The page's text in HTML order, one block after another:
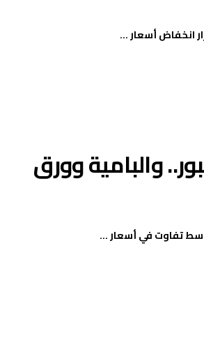
والبامية وورق
وسط تفاوت في أسعار ...